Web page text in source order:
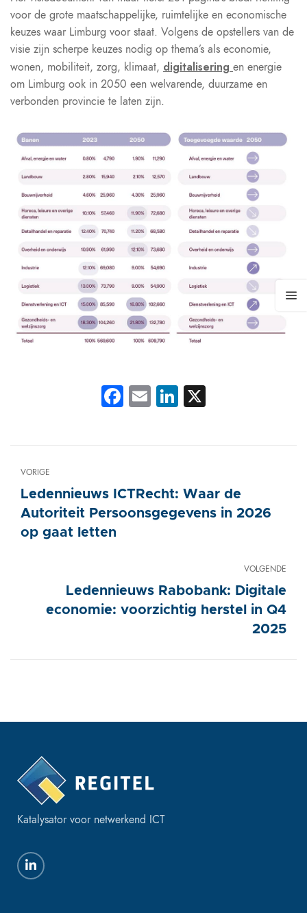
voor de grote maatschappelijke, ruimtelijke en economische
keuzes waar Limburg voor staat. Volgens de opstellers van de
visie zijn scherpe keuzes nodig op thema’s als economie,
wonen, mobiliteit, zorg, klimaat, digitalisering en energie
om Limburg ook in 2050 een welvarende, duurzame en
verbonden provincie te laten zijn.
Facebook
EmailLinkedIn
VORIGE
Ledennieuws ICTRecht: Waar de
Autoriteit Persoonsgegevens in 2026
op gaat letten
VOLGENDE
Ledennieuws Rabobank: Digitale
economie: voorzichtig herstel in Q4
2025
Katalysator voor netwerkend ICT